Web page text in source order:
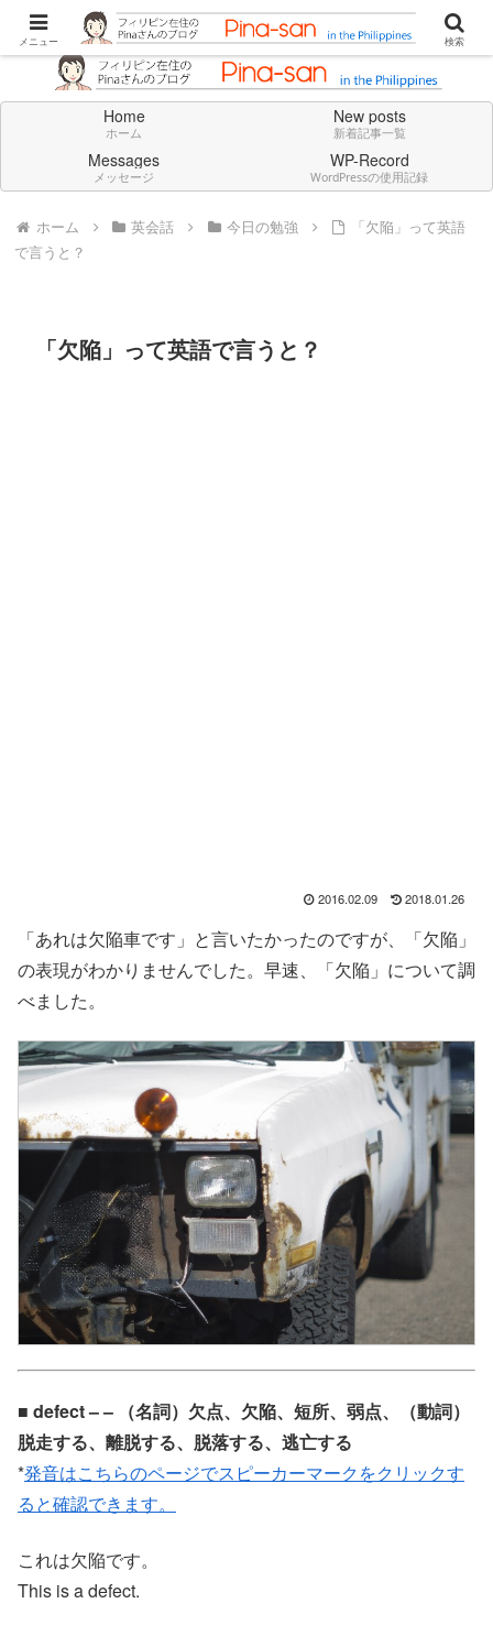
Don't think deeply. Feel always in English.
Home
ホーム
New posts
新着記事一覧
Messages
メッセージ
WP-Record
WordPressの使用記録
ホーム 英会話 今日の勉強
「欠陥」って英語
で言うと？
「欠陥」って英語で言うと？
2016.02.09 2018.01.26
「あれは欠陥車です」と言いたかったのですが、「欠陥」
の表現がわかりませんでした。早速、「欠陥」について調
べました。
■ defect – – （名詞）欠点、欠陥、短所、弱点、（動詞）
脱走する、離脱する、脱落する、逃亡する
*発音はこちらのページでスピーカーマークをクリックす
ると確認できます。
これは欠陥です。
This is a defect.
メニュー 検索